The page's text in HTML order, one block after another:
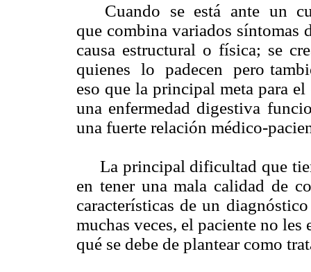
Cuando se está ante un
que combina variados
causa estructural o física; se
quienes lo padecen pero
eso que la principal meta para
una enfermedad digestiva
una fuerte relación médico-
La principal dificultad que
en tener una mala calidad de
características de un
muchas veces, el paciente no
qué se debe de plantear como